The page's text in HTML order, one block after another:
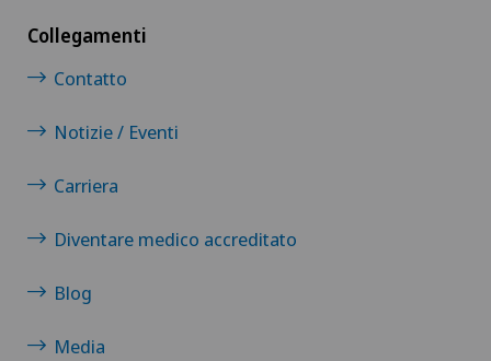
Collegamenti
Contatto
Notizie / Eventi
Carriera
Diventare medico accreditato
Blog
Media